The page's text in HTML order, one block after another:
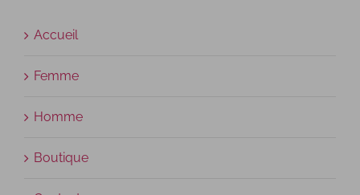
Accueil
Femme
Homme
Boutique